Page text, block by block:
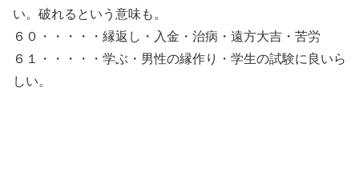
い。破れるという意味も。
６０・・・・・縁返し・入金・治病・遠方大吉・苦労
６１・・・・・学ぶ・男性の縁作り・学生の試験に良いら
しい。